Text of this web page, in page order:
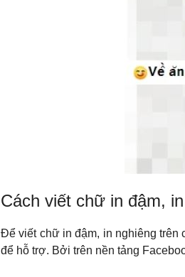
Cách viết chữ in đậm,
Để viết chữ in đậm, in nghiêng trên
để hỗ trợ. Bởi trên nền tảng